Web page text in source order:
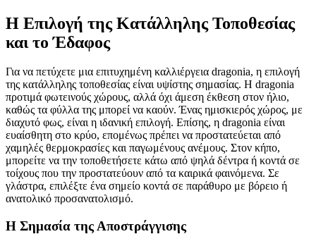
Η Επιλογή της Κατάλληλης Τοποθεσίας
και το Έδαφος
Για να πετύχετε μια επιτυχημένη καλλιέργεια dragonia, η επιλογή
της κατάλληλης τοποθεσίας είναι υψίστης σημασίας. Η dragonia
προτιμά φωτεινούς χώρους, αλλά όχι άμεση έκθεση στον ήλιο,
καθώς τα φύλλα της μπορεί να καούν. Ένας ημισκιερός χώρος, με
διαχυτό φως, είναι η ιδανική επιλογή. Επίσης, η dragonia είναι
ευαίσθητη στο κρύο, επομένως πρέπει να προστατεύεται από
χαμηλές θερμοκρασίες και παγωμένους ανέμους. Στον κήπο,
μπορείτε να την τοποθετήσετε κάτω από ψηλά δέντρα ή κοντά σε
τοίχους που την προστατεύουν από τα καιρικά φαινόμενα. Σε
γλάστρα, επιλέξτε ένα σημείο κοντά σε παράθυρο με βόρειο ή
ανατολικό προσανατολισμό.
Η Σημασία της Αποστράγγισης